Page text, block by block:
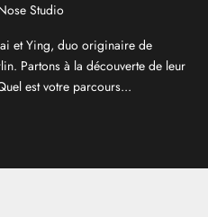
Studio
et Ying, duo originaire de
Partons à la découverte de leur
est votre parcours...